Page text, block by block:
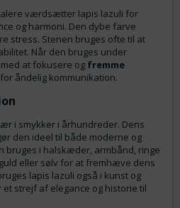
værdsætter lapis lazuli for
og harmoni. Den dybe farve
stress. Stenen bruges ofte til at
Når den bruges under
at fokusere og fremme
åndelig kommunikation.
i smykker i århundreder. Dens
den ideel til både moderne og
bruges i halskæder, armbånd, ringe
eller sølv for at fremhæve dens
lapis lazuli også i kunst og
strejf af elegance og historie til